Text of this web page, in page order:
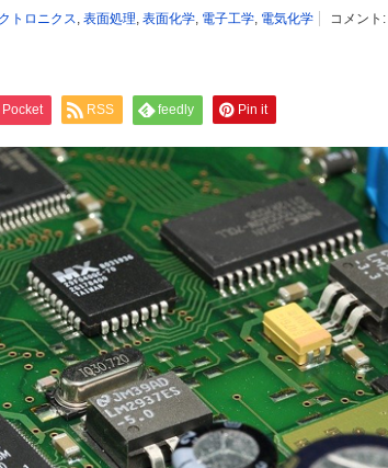
トロニクス, 表面処理, 表面化学, 電子工学, 電気化学 コメント:
Pocket RSS feedly Pin it